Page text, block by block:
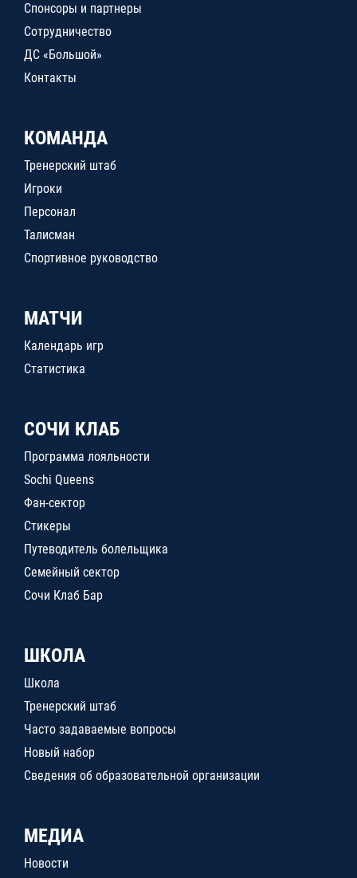
Спонсоры и партнеры
Сотрудничество
ДС «Большой»
Контакты
КОМАНДА
Тренерский штаб
Игроки
Персонал
Талисман
Спортивное руководство
МАТЧИ
Календарь игр
Статистика
СОЧИ КЛАБ
Программа лояльности
Sochi Queens
Фан-сектор
Стикеры
Путеводитель болельщика
Семейный сектор
Сочи Клаб Бар
ШКОЛА
Школа
Тренерский штаб
Часто задаваемые вопросы
Новый набор
Сведения об образовательной организации
МЕДИА
Новости